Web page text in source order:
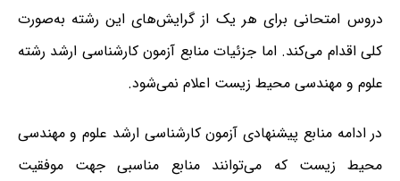
دروس امتحانی برای هر یک از گرایش‌های این رشته به‌صورت
کلی اقدام می‌کند. اما جزئیات منابع آزمون کارشناسی ارشد رشته
علوم و مهندسی محیط زیست اعلام نمی‌شود.
در ادامه منابع پیشنهادی آزمون کارشناسی ارشد علوم و مهندسی
محیط زیست که می‌توانند منابع مناسبی جهت موفقیت